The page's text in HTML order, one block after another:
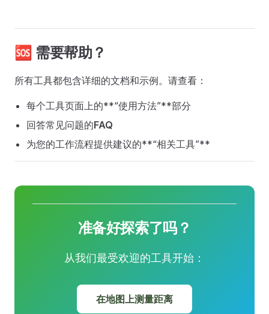
🆘 需要帮助？
所有工具都包含详细的文档和示例。请查看：
每个工具页面上的**“使用方法”**部分
回答常见问题的FAQ
为您的工作流程提供建议的**“相关工具”**
准备好探索了吗？
从我们最受欢迎的工具开始：
在地图上测量距离